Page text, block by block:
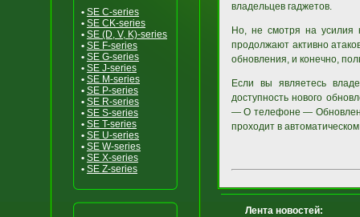
• SE C-series
• SE CK-series
• SE (D, V, K)-series
• SE F-series
• SE G-series
• SE J-series
• SE M-series
• SE P-series
• SE R-series
• SE S-series
• SE T-series
• SE U-series
• SE W-series
• SE X-series
• SE Z-series
владельцев гаджетов.
Но, не смотря на усилия
продолжают активно
обновления, и конечно,
Если вы являетесь
доступность нового
— О телефоне —
проходит в
Лента новостей: